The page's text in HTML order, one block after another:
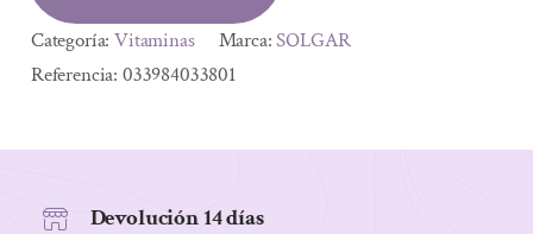
Categoría:Vitaminas Marca:SOLGAR
Referencia: 033984033801
Devolución 14 días